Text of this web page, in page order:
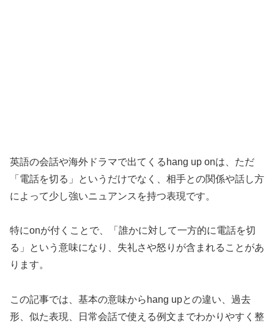
英語の会話や海外ドラマで出てくるhang up onは、ただ
「電話を切る」というだけでなく、相手との関係や話し方
によって少し強いニュアンスを持つ表現です。
特にonが付くことで、「誰かに対して一方的に電話を切
る」という意味になり、失礼さや怒りが含まれることがあ
ります。
この記事では、基本の意味からhang upとの違い、過去
形、似た表現、日常会話で使える例文までわかりやすく整